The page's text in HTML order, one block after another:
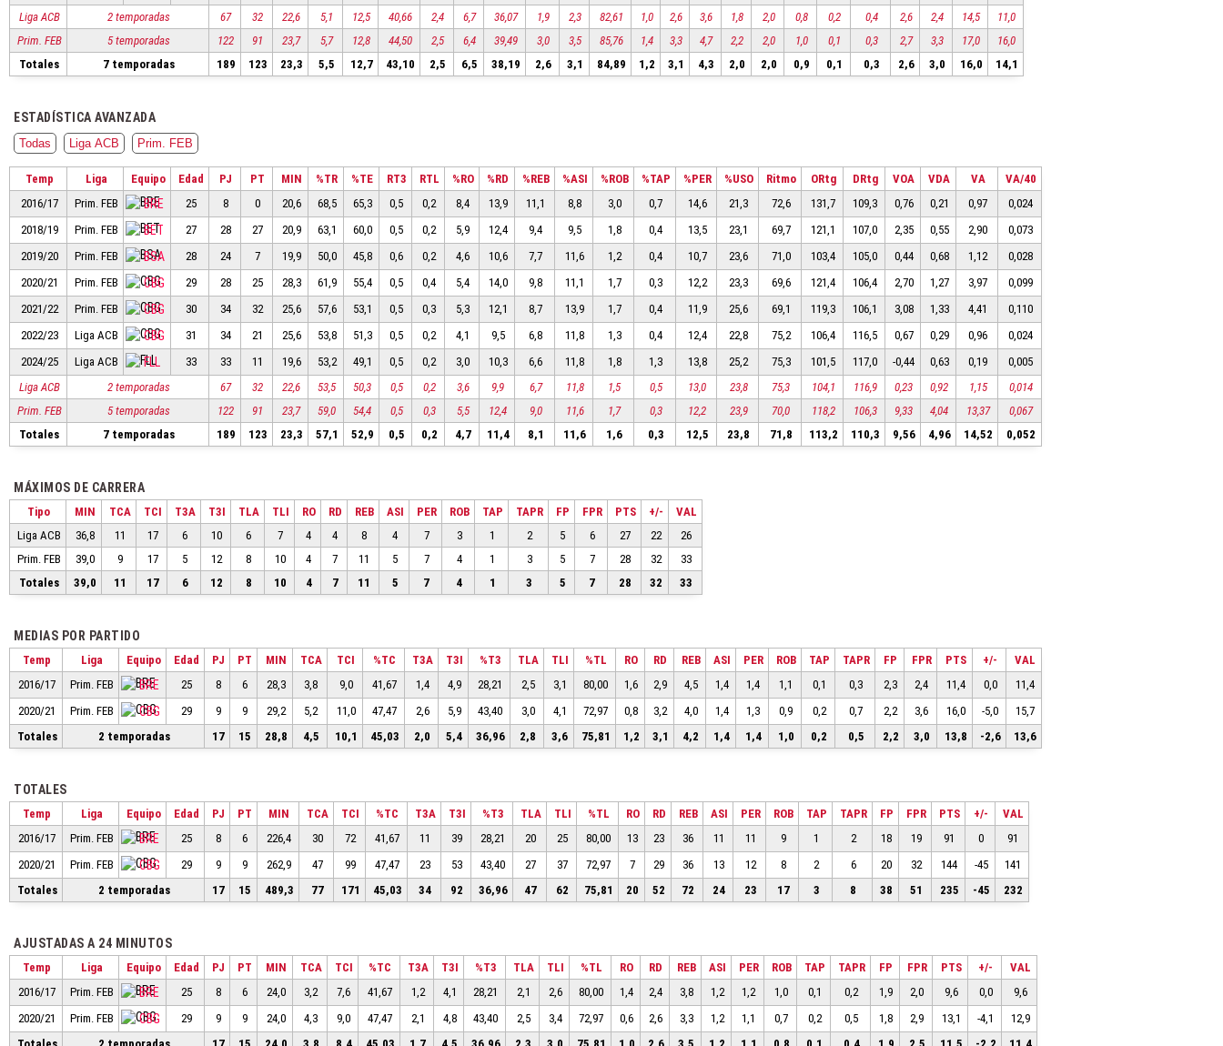
Liga ACB
2 temporadas 67 32 22,6 5,1 12,5 40,66 2,4 6,7 36,07 1,9 2,3 82,61 1,0 2,6 3,6 1,8 2,0 0,8 0,2 0,4 2,6 2,4 14,5
11,0
Prim. FEB
5 temporadas 122 91 23,7 5,7 12,8 44,50 2,5 6,4 39,49 3,0 3,5 85,76 1,4 3,3 4,7 2,2 2,0 1,0 0,1 0,3 2,7 3,3 17,0
16,0
Totales
7 temporadas 189 123 23,3 5,5 12,7 43,10 2,5 6,5 38,19 2,6 3,1 84,89 1,2 3,1 4,3 2,0 2,0 0,9 0,1 0,3 2,6 3,0 16,0 14,1
ESTADÍSTICA AVANZADA
Todas Liga ACB Prim. FEB
Temp Liga Equipo Edad PJ PT MIN %TR %TE RT3 RTL %RO %RD %REB %ASI %ROB %TAP %PER %USO Ritmo ORtg DRtg VOA VDA VA
VA/40
2016/17
Prim. FEB BRE 25 8 0 20,6 68,5 65,3 0,5 0,2 8,4 13,9 11,1 8,8 3,0 0,7 14,6 21,3 72,6 131,7 109,3 0,76 0,21 0,97
0,024
2018/19
Prim. FEB BET 27 28 27 20,9 63,1 60,0 0,5 0,2 5,9 12,4 9,4 9,5 1,8 0,4 13,5 23,1 69,7 121,1 107,0 2,35 0,55 2,90
0,073
2019/20
Prim. FEB BSA 28 24 7 19,9 50,0 45,8 0,6 0,2 4,6 10,6 7,7 11,6 1,2 0,4 10,7 23,6 71,0 103,4 105,0 0,44 0,68 1,12
0,028
2020/21
Prim. FEB CBG 29 28 25 28,3 61,9 55,4 0,5 0,4 5,4 14,0 9,8 11,1 1,7 0,3 12,2 23,3 69,6 121,4 106,4 2,70 1,27 3,97
0,099
2021/22
Prim. FEB CBG 30 34 32 25,6 57,6 53,1 0,5 0,3 5,3 12,1 8,7 13,9 1,7 0,4 11,9 25,6 69,1 119,3 106,1 3,08 1,33 4,41
0,110
2022/23
Liga ACB CBG 31 34 21 25,6 53,8 51,3 0,5 0,2 4,1 9,5 6,8 11,8 1,3 0,4 12,4 22,8 75,2 106,4 116,5 0,67 0,29 0,96
0,024
2024/25
Liga ACB FLL 33 33 11 19,6 53,2 49,1 0,5 0,2 3,0 10,3 6,6 11,8 1,8 1,3 13,8 25,2 75,3 101,5 117,0 -0,44 0,63 0,19
0,005
Liga ACB
2 temporadas 67 32 22,6 53,5 50,3 0,5 0,2 3,6 9,9 6,7 11,8 1,5 0,5 13,0 23,8 75,3 104,1 116,9 0,23 0,92 1,15
0,014
Prim. FEB
5 temporadas 122 91 23,7 59,0 54,4 0,5 0,3 5,5 12,4 9,0 11,6 1,7 0,3 12,2 23,9 70,0 118,2 106,3 9,33 4,04 13,37
0,067
Totales
7 temporadas 189 123 23,3 57,1 52,9 0,5 0,2 4,7 11,4 8,1 11,6 1,6 0,3 12,5 23,8 71,8 113,2 110,3 9,56 4,96 14,52 0,052
MÁXIMOS DE CARRERA
Tipo MIN TCA TCI T3A T3I TLA TLI RO RD REB ASI PER ROB TAP TAPR FP FPR PTS +/-
VAL
Liga ACB
36,8 11 17 6 10 6 7 4 4 8 4 7 3 1 2 5 6 27 22
26
Prim. FEB
39,0 9 17 5 12 8 10 4 7 11 5 7 4 1 3 5 7 28 32
33
Totales
39,0 11 17 6 12 8 10 4 7 11 5 7 4 1 3 5 7 28 32 33
MEDIAS POR PARTIDO
Temp Liga Equipo Edad PJ PT MIN TCA TCI %TC T3A T3I %T3 TLA TLI %TL RO RD REB ASI PER ROB TAP TAPR FP FPR PTS +/-
VAL
2016/17
Prim. FEB BRE 25 8 6 28,3 3,8 9,0 41,67 1,4 4,9 28,21 2,5 3,1 80,00 1,6 2,9 4,5 1,4 1,4 1,1 0,1 0,3 2,3 2,4 11,4 0,0
11,4
2020/21
Prim. FEB CBG 29 9 9 29,2 5,2 11,0 47,47 2,6 5,9 43,40 3,0 4,1 72,97 0,8 3,2 4,0 1,4 1,3 0,9 0,2 0,7 2,2 3,6 16,0 -5,0
15,7
Totales
2 temporadas 17 15 28,8 4,5 10,1 45,03 2,0 5,4 36,96 2,8 3,6 75,81 1,2 3,1 4,2 1,4 1,4 1,0 0,2 0,5 2,2 3,0 13,8 -2,6 13,6
TOTALES
Temp Liga Equipo Edad PJ PT MIN TCA TCI %TC T3A T3I %T3 TLA TLI %TL RO RD REB ASI PER ROB TAP TAPR FP FPR PTS +/-
VAL
2016/17
Prim. FEB BRE 25 8 6 226,4 30 72 41,67 11 39 28,21 20 25 80,00 13 23 36 11 11 9 1 2 18 19 91 0
91
2020/21
Prim. FEB CBG 29 9 9 262,9 47 99 47,47 23 53 43,40 27 37 72,97 7 29 36 13 12 8 2 6 20 32 144 -45
141
Totales
2 temporadas 17 15 489,3 77 171 45,03 34 92 36,96 47 62 75,81 20 52 72 24 23 17 3 8 38 51 235 -45 232
AJUSTADAS A 24 MINUTOS
Temp Liga Equipo Edad PJ PT MIN TCA TCI %TC T3A T3I %T3 TLA TLI %TL RO RD REB ASI PER ROB TAP TAPR FP FPR PTS +/-
VAL
2016/17
Prim. FEB BRE 25 8 6 24,0 3,2 7,6 41,67 1,2 4,1 28,21 2,1 2,6 80,00 1,4 2,4 3,8 1,2 1,2 1,0 0,1 0,2 1,9 2,0 9,6 0,0
9,6
2020/21
Prim. FEB CBG 29 9 9 24,0 4,3 9,0 47,47 2,1 4,8 43,40 2,5 3,4 72,97 0,6 2,6 3,3 1,2 1,1 0,7 0,2 0,5 1,8 2,9 13,1 -4,1
12,9